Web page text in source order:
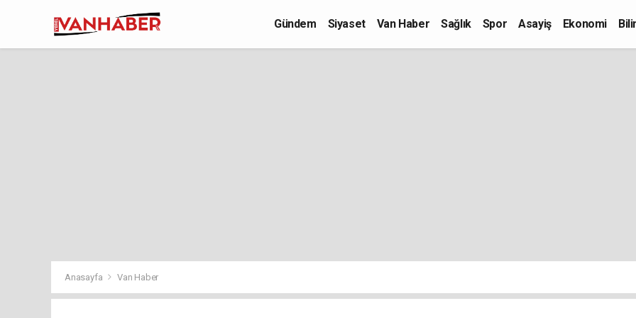
Gündem Siyaset Van Haber Sağlık Spor Asayiş Ekonomi
Anasayfa Van Haber